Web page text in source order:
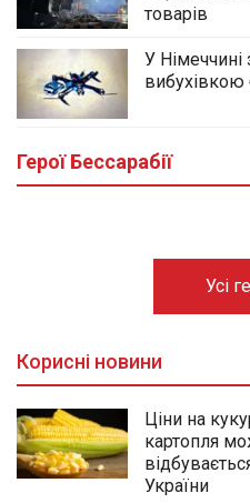
товарів
У Німеччині
вибухівкою
Герої Бессарабії
Йому назавжди
Виноградівці
провели в останню
Кишлали
10.08.2026
Усі
Корисні новини
Ціни на
картопля
України